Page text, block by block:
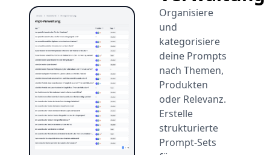
Organisiere
und
kategorisiere
deine Prompts
nach Themen,
Produkten
oder Relevanz.
Erstelle
strukturierte
Prompt-Sets